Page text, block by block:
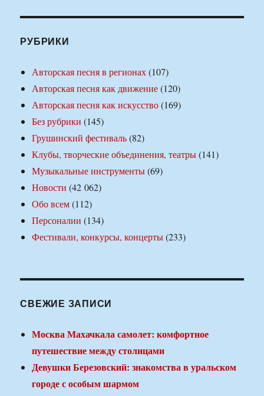
РУБРИКИ
Авторская песня в регионах(107)
Авторская песня как движение(120)
Авторская песня как искусство(169)
Без рубрики (145)
Грушинский фестиваль(82)
Клубы, творческие объединения, театры(141)
Музыкальные инструменты(69)
Новости (42 062)
Обо всем(112)
Персоналии (134)
Фестивали, конкурсы, концерты(233)
СВЕЖИЕ ЗАПИСИ
Москва Махачкала самолет: комфортное
путешествие между столицами
Девушки Березовский: знакомства в уральском
городе с особым шармом